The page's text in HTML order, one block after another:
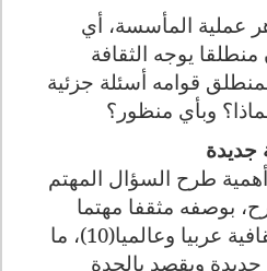
عملية المأسسة، أي
يوجه الثقافة
قوامه أسئلة جزئية
وبأي منظور؟
طرح السؤال المهتم
بوصفه مثقفا مهتما
وباحثا في المسألة الثقافية عربيا وعالميا(10)، ما
ويقصد بالجدة